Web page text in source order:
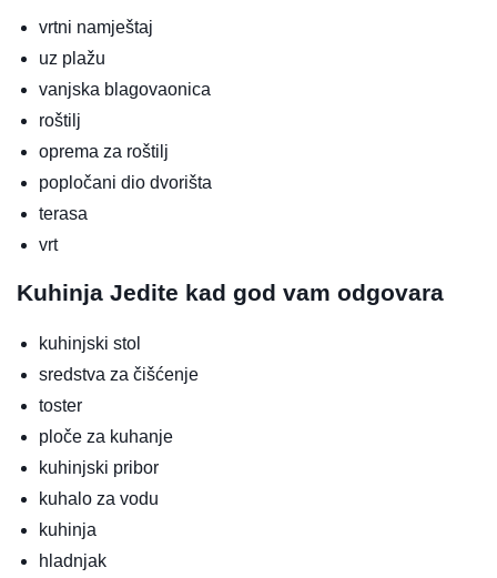
vrtni namještaj
uz plažu
vanjska blagovaonica
roštilj
oprema za roštilj
popločani dio dvorišta
terasa
vrt
Kuhinja Jedite kad god vam odgovara
kuhinjski stol
sredstva za čišćenje
toster
ploče za kuhanje
kuhinjski pribor
kuhalo za vodu
kuhinja
hladnjak